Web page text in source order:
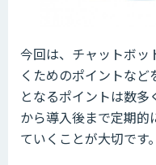
今回は、チャットボッ
くためのポイントな
となるポイントは数
から導入後まで定期的
ていくことが大切です。